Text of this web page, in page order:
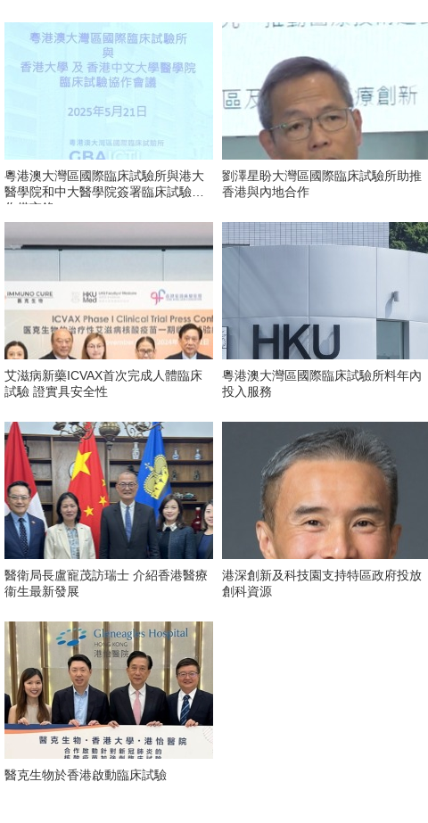
粵港澳大灣區國際臨床試驗所與港大
醫學院和中大醫學院簽署臨床試驗協
作備忘錄
劉澤星盼大灣區國際臨床試驗所助推
香港與內地合作
艾滋病新藥ICVAX首次完成人體臨床
試驗 證實具安全性
粵港澳大灣區國際臨床試驗所料年內
投入服務
醫衛局長盧寵茂訪瑞士 介紹香港醫療
衞生最新發展
港深創新及科技園支持特區政府投放
創科資源
醫克生物於香港啟動臨床試驗